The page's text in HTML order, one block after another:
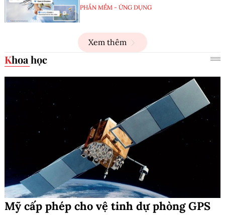
PHẦN MỀM - ỨNG DỤNG
Xem thêm
Khoa học
Mỹ cấp phép cho vệ tinh dự phòng GPS